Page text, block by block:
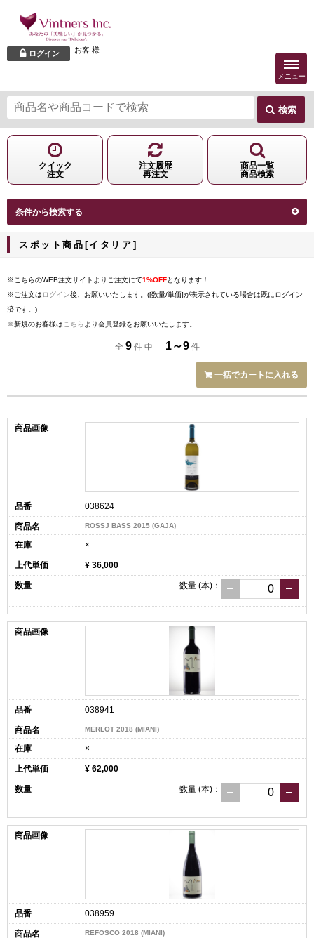
ログイン お客 様
メニュー
検索
クイック
注文
注文履歴
再注文
商品一覧
商品検索
条件から検索する
スポット商品[イタリア]
※こちらのWEB注文サイトよりご注文にて1%OFFとなります！
※ご注文は ログイン後、お願いいたします。([数量/単価]が表示されている場合は既にログイン
済です。)
※新規のお客様はこちらより会員登録をお願いいたします。
全 9 件 中 1～9 件
一括でカートに入れる
038624
ROSSJ BASS 2015 (GAJA)
×
¥ 36,000
数量 (本) ：
038941
MERLOT 2018 (MIANI)
×
¥ 62,000
数量 (本) ：
038959
REFOSCO 2018 (MIANI)